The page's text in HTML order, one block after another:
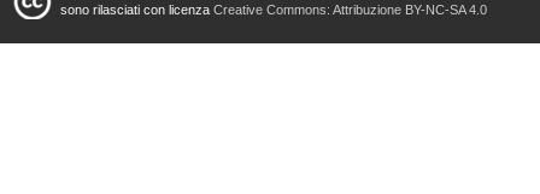
sono rilasciati con licenza Creative Commons: Attribuzione BY-NC-SA 4.0